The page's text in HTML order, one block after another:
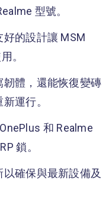
型號。
好的設計讓 MSM
。
韌體，還能恢復變磚
運行。
和 Realme
鎖。
以確保與最新設備及